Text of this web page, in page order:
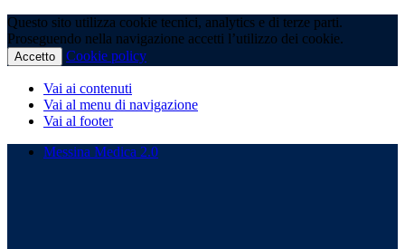
Questo sito utilizza cookie tecnici, analytics e di terze parti.
Proseguendo nella navigazione accetti l’utilizzo dei cookie.
Accetto Cookie policy
Vai ai contenuti
Vai al menu di navigazione
Vai al footer
Messina Medica 2.0